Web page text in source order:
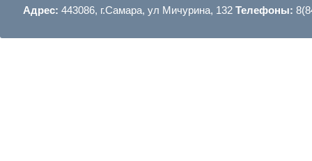
Адрес: 443086, г.Самара, ул Мичурина, 132 Телефоны: